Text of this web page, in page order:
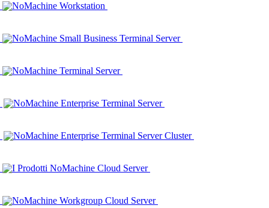
NoMachine Workstation
NoMachine Small Business Terminal Server
NoMachine Terminal Server
NoMachine Enterprise Terminal Server
NoMachine Enterprise Terminal Server Cluster
I Prodotti NoMachine Cloud Server
NoMachine Workgroup Cloud Server